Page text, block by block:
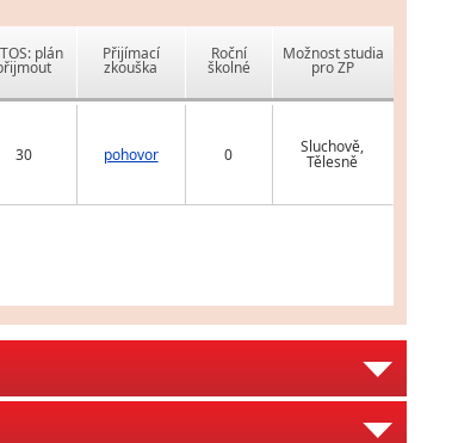
plán Přijímací
zkouška
Roční
školné
Možnost studia
pro ZP
30 pohovor 0 Sluchově,
Tělesně